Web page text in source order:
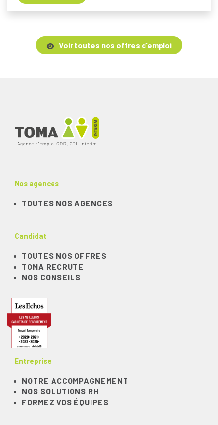
Voir toutes nos offres d'emploi
Nos agences
TOUTES NOS AGENCES
Candidat
TOUTES NOS OFFRES
TOMA RECRUTE
NOS CONSEILS
Entreprise
NOTRE ACCOMPAGNEMENT
NOS SOLUTIONS RH
FORMEZ VOS ÉQUIPES